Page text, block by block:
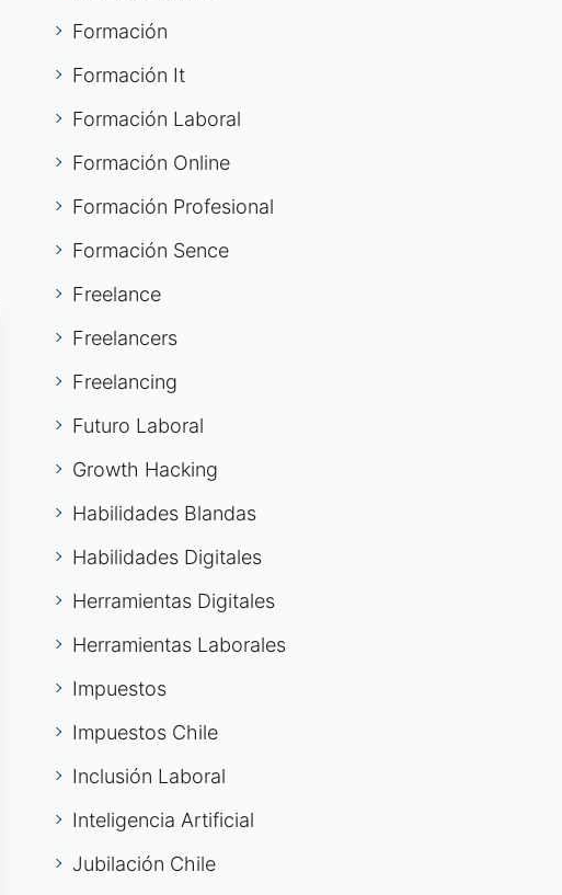
Formación
Formación It
Formación Laboral
Formación Online
Formación Profesional
Formación Sence
Freelance
Freelancers
Freelancing
Futuro Laboral
Growth Hacking
Habilidades Blandas
Habilidades Digitales
Herramientas Digitales
Herramientas Laborales
Impuestos
Impuestos Chile
Inclusión Laboral
Inteligencia Artificial
Jubilación Chile